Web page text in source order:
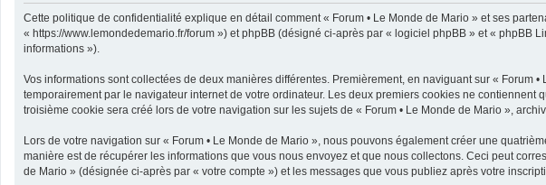
Cette politique de confidentialité explique en détail comment « Forum • Le Monde de Mario » et ses
« https://www.lemondedemario.fr/forum ») et phpBB (désigné ci-après par « logiciel phpBB » et «
informations »).
Vos informations sont collectées de deux manières différentes. Premièrement, en naviguant sur «
temporairement par le navigateur internet de votre ordinateur. Les deux premiers cookies ne
troisième cookie sera créé lors de votre navigation sur les sujets de « Forum • Le Monde de Mario »,
Lors de votre navigation sur « Forum • Le Monde de Mario », nous pouvons également créer une
manière est de récupérer les informations que vous nous envoyez et que nous collectons. Ceci peut
de Mario » (désignée ci-après par « votre compte ») et les messages que vous publiez après votre